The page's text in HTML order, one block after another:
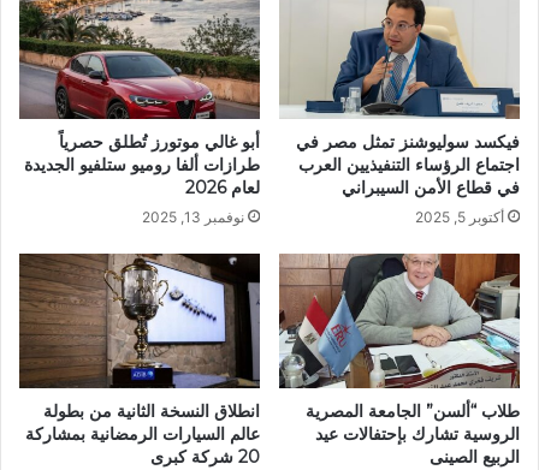
فيكسد سوليوشنز تمثل مصر في
اجتماع الرؤساء التنفيذيين العرب
في قطاع الأمن السيبراني
أكتوبر 5, 2025
أبو غالي موتورز تُطلق حصرياً
طرازات ألفا روميو ستلفيو الجديدة
لعام 2026​
نوفمبر 13, 2025
طلاب “ألسن” الجامعة المصرية
الروسية تشارك بإحتفالات عيد
الربيع الصينى
انطلاق النسخة الثانية من بطولة
عالم السيارات الرمضانية بمشاركة
20 شركة كبرى